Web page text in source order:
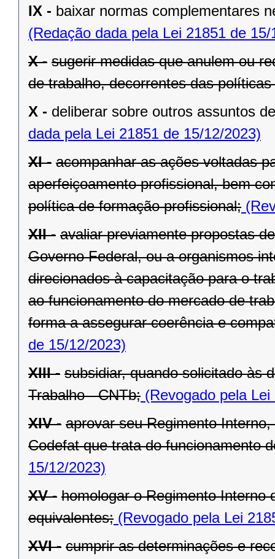
IX - baixar normas complementares
(Redação dada pela Lei 21851 de 15/
X - sugerir medidas que anulem ou
de trabalho, decorrentes das
X - deliberar sobre outros assuntos
dada pela Lei 21851 de 15/12/2023)
XI - acompanhar as ações voltadas
aperfeiçoamento profissional, bem
política de formação profissional;
XII - avaliar previamente propostas
Governo Federal, ou a organismos
direcionados à capacitação para o
ao funcionamento do mercado de
forma a assegurar coerência e
de 15/12/2023)
XIII - subsidiar, quando solicitado às
Trabalho - CNTb; (Revogado pela
XIV - aprovar seu Regimento
Codefat que trata do funcionamento
15/12/2023)
XV - homologar o Regimento Interno
equivalentes; (Revogado pela Lei
XVI - cumprir as determinações e